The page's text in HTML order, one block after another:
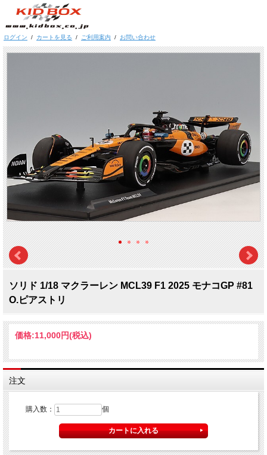
ログイン / カートを見る / ご利用案内 / お問い合わせ
ソリド 1/18 マクラーレン MCL39 F1 2025 モナコGP #81
O.ピアストリ
価格:11,000円(税込)
注文
購入数： 個